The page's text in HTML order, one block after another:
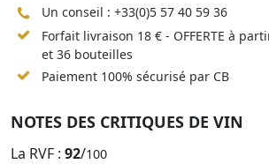
Un conseil : +33(0)5 57 40 59 36
Forfait livraison 18 € - OFFERTE à
et 36 bouteilles
Paiement 100% sécurisé par CB
NOTES DES CRITIQUES DE VIN
La RVF : 92/100